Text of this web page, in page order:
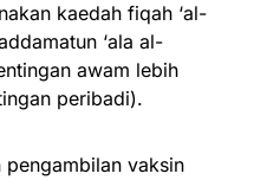
kaedah fiqah ‘al-
‘ala al-
awam lebih
peribadi).
pengambilan vaksin